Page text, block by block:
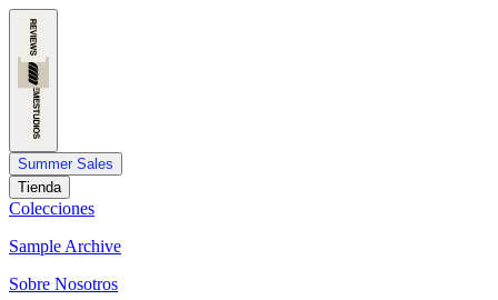
Summer Sales
Tienda
Colecciones
Sample Archive
Sobre Nosotros